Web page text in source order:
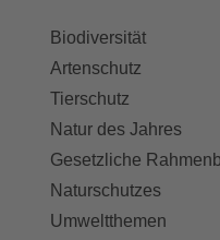
Biodiversität
Artenschutz
Tierschutz
Natur des Jahres
Gesetzliche
Naturschutzes
Umweltthemen